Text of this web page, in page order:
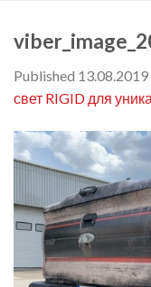
Published 13.08.2019
свет RIGID для